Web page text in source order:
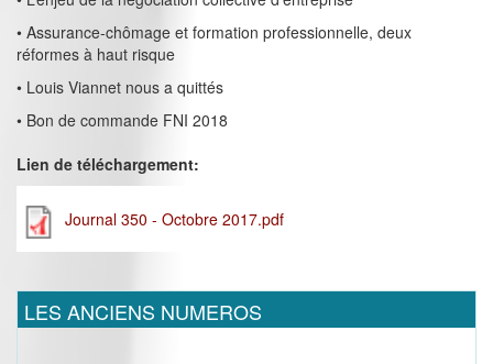
• Assurance-chômage et formation professionnelle, deux
réformes à haut risque
• Louis Viannet nous a quittés
• Bon de commande FNI 2018
Lien de téléchargement:
Journal 350 - Octobre 2017.pdf
LES ANCIENS NUMEROS